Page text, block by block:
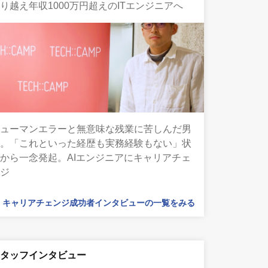
越え年収1000万円超えのITエンジニアへ
ーマンエラーと無意味な残業に苦しんだ男
「これといった経歴も実務経験もない」状
ら一念発起。AIエンジニアにキャリアチェ
キャリアチェンジ成功者インタビューの一覧をみる
ッフインタビュー